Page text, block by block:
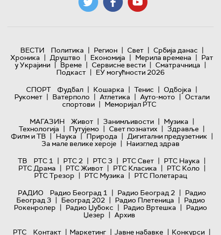
ВЕСТИ Политика | Регион | Свет | Србија данас |
Хроника | Друштво | Економија | Мерила времена | Рат
у Украјини | Време | Сервисне вести | Сматрачница |
Подкаст | ЕУ могућности 2026
СПОРТ
Фудбал | Кошарка | Тенис | Одбојка |
Рукомет | Ватерполо | Атлетика | Ауто-мото | Остали
спортови | Меморијал РТС
МАГАЗИН
Живот | Занимљивости | Музика |
Технологијa | Путујемо | Свет познатих | Здравље |
Филм и ТВ | Наука | Природа | Дигитални предузетник |
За мале велике хероје | Наизглед здрав
ТВ
РТС 1 | РТС 2 | РТС 3 | РТС Свет | РТС Наука |
РТС Драма | РТС Живот | РТС Класика | РТС Коло |
РТС Трезор | РТС Музика | РТС Полетарац
РАДИО
Радио Београд 1 | Радио Београд 2 | Радио
Београд 3 | Београд 202 | Радио Плетеница | Радио
Рокенролер | Радио Џубокс | Радио Вртешка | Радио
Џезер | Архив
РТС
Контакт | Маркетинг | Јавне набавке | Конкурси |